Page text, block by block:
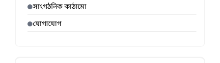
সাংগঠনিক কাঠামো
যোগাযোগ